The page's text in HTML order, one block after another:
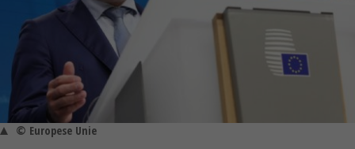
© Europese Unie